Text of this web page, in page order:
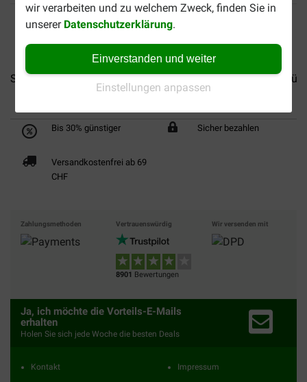
wir verarbeiten und zu welchem Zweck, finden Sie in
unserer Datenschutzerklärung.
Einverstanden und weiter
Einstellungen anpassen
Sanimal Clean Ear... AA Ohrreiniger Hund AA Duosol
Bis 30% günstiger Sicher bezahlen
Versandkostenfrei ab 69
CHF
Zahlungsmethoden Vertrauenswürdig
8901 Bewertungen
Wir versenden mit
Ja, ich möchte die Vorteils-E-Mails
erhalten
Holen Sie sich jede Woche die besten Deals
Kontakt
Impressum